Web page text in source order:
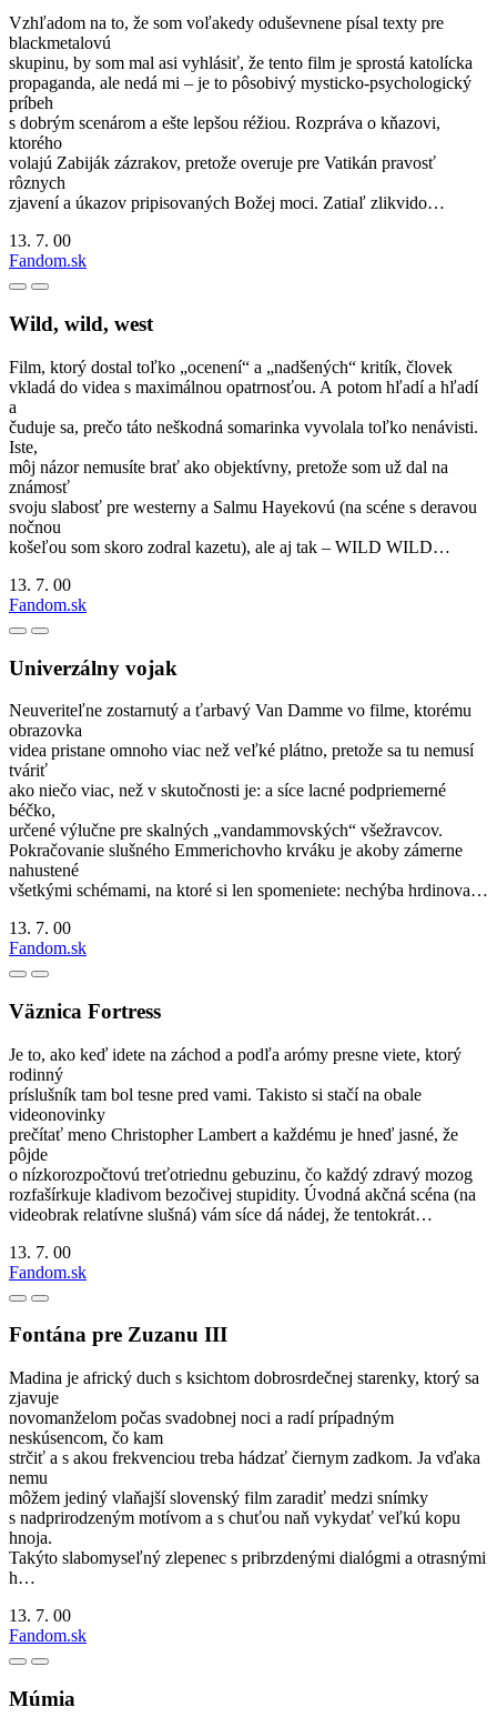
Vzhľadom na to, že som voľakedy oduševnene písal texty pre
blackmetalovú
skupinu, by som mal asi vyhlásiť, že tento film je sprostá katolícka
propaganda, ale nedá mi – je to pôsobivý mysticko-psychologický
príbeh
s dobrým scenárom a ešte lepšou réžiou. Rozpráva o kňazovi,
ktorého
volajú Zabiják zázrakov, pretože overuje pre Vatikán pravosť
rôznych
zjavení a úkazov pripisovaných Božej moci. Zatiaľ zlikvido…
13. 7. 00
Fandom.sk
Wild, wild, west
Film, ktorý dostal toľko „ocenení“ a „nadšených“ kritík, človek
vkladá do videa s maximálnou opatrnosťou. A potom hľadí a hľadí
a
čuduje sa, prečo táto neškodná somarinka vyvolala toľko nenávisti.
Iste,
môj názor nemusíte brať ako objektívny, pretože som už dal na
známosť
svoju slabosť pre westerny a Salmu Hayekovú (na scéne s deravou
nočnou
košeľou som skoro zodral kazetu), ale aj tak – WILD WILD…
13. 7. 00
Fandom.sk
Univerzálny vojak
Neuveriteľne zostarnutý a ťarbavý Van Damme vo filme, ktorému
obrazovka
videa pristane omnoho viac než veľké plátno, pretože sa tu nemusí
tváriť
ako niečo viac, než v skutočnosti je: a síce lacné podpriemerné
béčko,
určené výlučne pre skalných „vandammovských“ všežravcov.
Pokračovanie slušného Emmerichovho krváku je akoby zámerne
nahustené
všetkými schémami, na ktoré si len spomeniete: nechýba hrdinova…
13. 7. 00
Fandom.sk
Väznica Fortress
Je to, ako keď idete na záchod a podľa arómy presne viete, ktorý
rodinný
príslušník tam bol tesne pred vami. Takisto si stačí na obale
videonovinky
prečítať meno Christopher Lambert a každému je hneď jasné, že
pôjde
o nízkorozpočtovú treťotriednu gebuzinu, čo každý zdravý mozog
rozfašírkuje kladivom bezočivej stupidity. Úvodná akčná scéna (na
videobrak relatívne slušná) vám síce dá nádej, že tentokrát…
13. 7. 00
Fandom.sk
Fontána pre Zuzanu III
Madina je africký duch s ksichtom dobrosrdečnej starenky, ktorý sa
zjavuje
novomanželom počas svadobnej noci a radí prípadným
neskúsencom, čo kam
strčiť a s akou frekvenciou treba hádzať čiernym zadkom. Ja vďaka
nemu
môžem jediný vlaňajší slovenský film zaradiť medzi snímky
s nadprirodzeným motívom a s chuťou naň vykydať veľkú kopu
hnoja.
Takýto slabomyseľný zlepenec s pribrzdenými dialógmi a otrasnými
h…
13. 7. 00
Fandom.sk
Múmia